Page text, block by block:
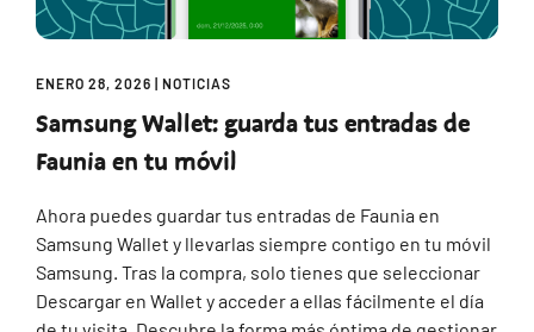
ENERO 28, 2026 NOTICIAS
Samsung Wallet: guarda tus entradas de
Faunia en tu móvil
Ahora puedes guardar tus entradas de Faunia en
Samsung Wallet y llevarlas siempre contigo en tu móvil
Samsung. Tras la compra, solo tienes que seleccionar
Descargar en Wallet y acceder a ellas fácilmente el día